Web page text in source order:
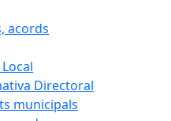
acords
Directoral
municipals